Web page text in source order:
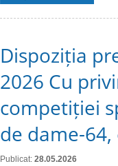
Dispoziția
2026 Cu
competiției
de dame-64,
Publicat: 28.05.2026